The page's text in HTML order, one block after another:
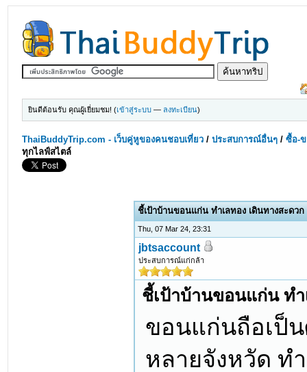
ยินดีต้อนรับ คุณผู้เยี่ยมชม! (เข้าสู่ระบบ — ลงทะเบียน)
ThaiBuddyTrip.com - เว็บคู่หูของคนชอบเที่ยว /ประสบการณ์อื่นๆ /ซื้อ-ข
ทุกไลฟ์สไตล์
ชี้เป้าบ้านขอนแก่น ทำเลทอง เดินทางสะดว
Thu, 07 Mar 24, 23:31
jbtsaccount
ประสบการณ์แก่กล้า
ชี้เป้าบ้านขอนแก่น ทำ
ขอนแก่นถือเป็
หลายจังหวัด ท